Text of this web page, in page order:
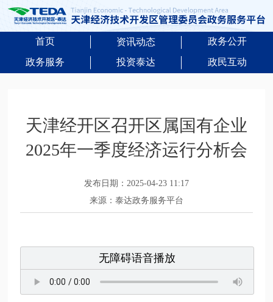
首页 资讯动态
政务公开
政务服务
投资泰达 政民互动
天津经开区召开区属国有企业
2025年一季度经济运行分析会
发布日期：2025-04-23 11:17
来源：泰达政务服务平台
无障碍语音播放